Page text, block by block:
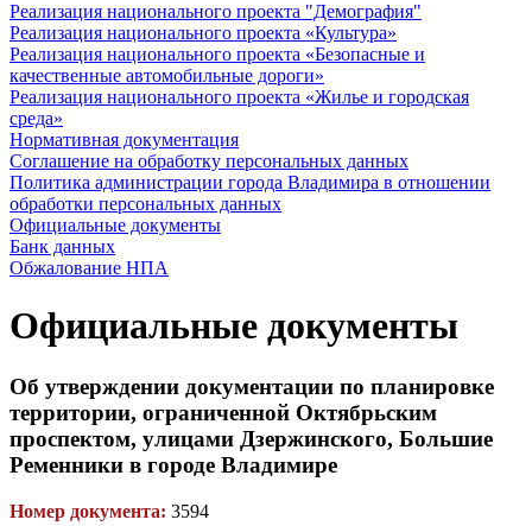
Реализация национального проекта "Демография"
Реализация национального проекта «Культура»
Реализация национального проекта «Безопасные и
качественные автомобильные дороги»
Реализация национального проекта «Жилье и городская
среда»
Нормативная документация
Соглашение на обработку персональных данных
Политика администрации города Владимира в отношении
обработки персональных данных
Официальные документы
Банк данных
Обжалование НПА
Официальные документы
Об утверждении документации по планировке
территории, ограниченной Октябрьским
проспектом, улицами Дзержинского, Большие
Ременники в городе Владимире
Номер документа: 3594